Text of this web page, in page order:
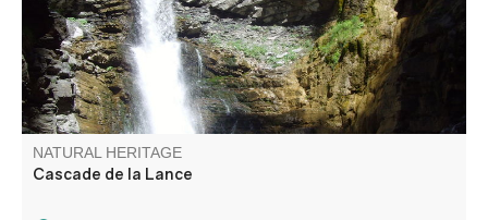
NATURAL HERITAGE
Cascade de la Lance